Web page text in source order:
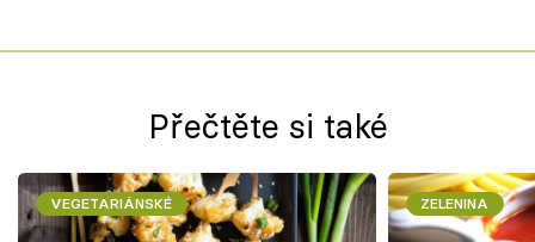
Přečtěte si také
VEGETARIÁNSKÉ ZELENINA